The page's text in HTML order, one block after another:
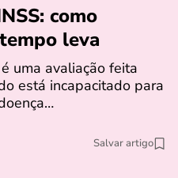
como
leva
uma avaliação feita
está incapacitado para
Salvar artigo